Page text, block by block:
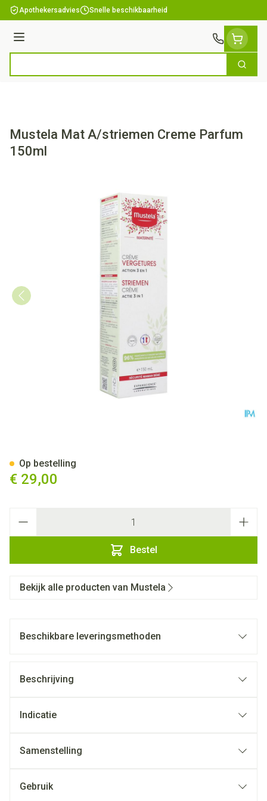
Ga naar de inhoud
Apothekersadvies Snelle beschikbaarheid
Menu
Zoek
Mustela Mat A/striemen Creme Parfum
150ml
€ 29,00
Bestel
Op bestelling
Bekijk alle producten van Mustela
Beschikbare leveringsmethoden
Beschrijving
Indicatie
Samenstelling
Gebruik